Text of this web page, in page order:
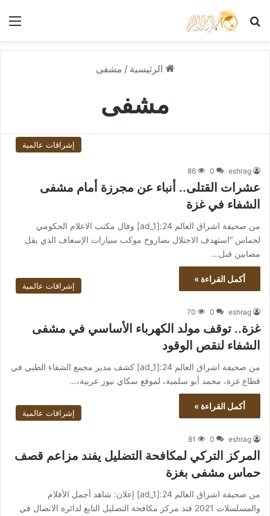
بحث عن
الرئيسية / مشفى
مشفى
إشراقات عالمية
eshrag
0
86
عشرات القتلى.. أنباء عن مجرزة أمام مشفى
الشفاء في غزة
من صحيفة اشراق العالم 24:[ad_1] وفال مكتب الاعلام الحكومي
لحماس “استهدف الاحتلال بصاروخ موكب سيارات الإسعاف الذي يقل
مصابين قبل…
أكمل القراءة »
إشراقات عالمية
eshrag
0
70
غزة.. توقف مولد الكهرباء الأساسي في مشفى
الشفاء لنقص الوقود
من صحيفة اشراق العالم 24:[ad_1] كشف مدير مجمع الشفاء الطبي في
قطاع غزة، محمد أبو سلمية، لموقع سكاي نيوز عربية،…
أكمل القراءة »
إشراقات عالمية
eshrag
0
81
المركز التركي لمكافحة التضليل يفند مزاعم قصف
حماس مشفى بغزة
من صحيفة اشراق العالم 24:[ad_1] إعلان: شاهد أجمل الأفلام
والمسلسلات 2021 فند مركز مكافحة التضليل التابع لدائرة الاتصال في